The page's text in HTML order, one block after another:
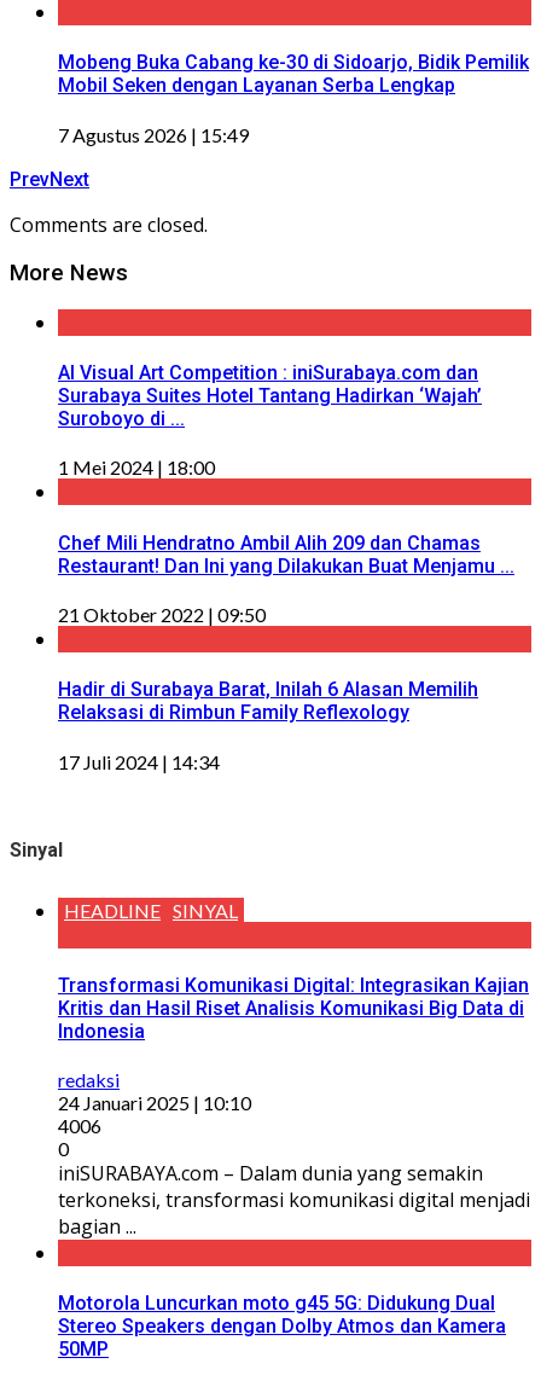
Mobeng Buka Cabang ke-30 di Sidoarjo, Bidik Pemilik
Mobil Seken dengan Layanan Serba Lengkap
7 Agustus 2026 | 15:49
PrevNext
Comments are closed.
More News
AI Visual Art Competition : iniSurabaya.com dan
Surabaya Suites Hotel Tantang Hadirkan ‘Wajah’
Suroboyo di ...
1 Mei 2024 | 18:00
Chef Mili Hendratno Ambil Alih 209 dan Chamas
Restaurant! Dan Ini yang Dilakukan Buat Menjamu ...
21 Oktober 2022 | 09:50
Hadir di Surabaya Barat, Inilah 6 Alasan Memilih
Relaksasi di Rimbun Family Reflexology
17 Juli 2024 | 14:34
Sinyal
HEADLINE SINYAL
Transformasi Komunikasi Digital: Integrasikan Kajian
Kritis dan Hasil Riset Analisis Komunikasi Big Data di
Indonesia
redaksi
24 Januari 2025 | 10:10
4006
0
iniSURABAYA.com – Dalam dunia yang semakin
terkoneksi, transformasi komunikasi digital menjadi
bagian ...
Motorola Luncurkan moto g45 5G: Didukung Dual
Stereo Speakers dengan Dolby Atmos dan Kamera
50MP